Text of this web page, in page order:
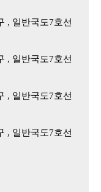
, 일반국도7호선
, 일반국도7호선
, 일반국도7호선
, 일반국도7호선